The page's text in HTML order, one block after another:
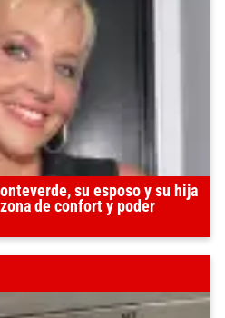
su esposo y su hija
de confort y poder